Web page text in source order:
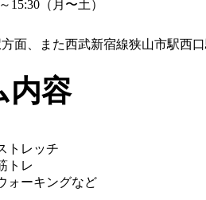
15:30（月〜土）
面、また西武新宿線狭山市駅西
内容
トレッチ
トレ
ォーキングなど